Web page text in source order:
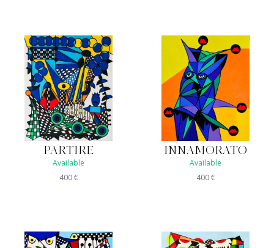
PARTIRE
Available
400€
INNAMORATO
Available
400€